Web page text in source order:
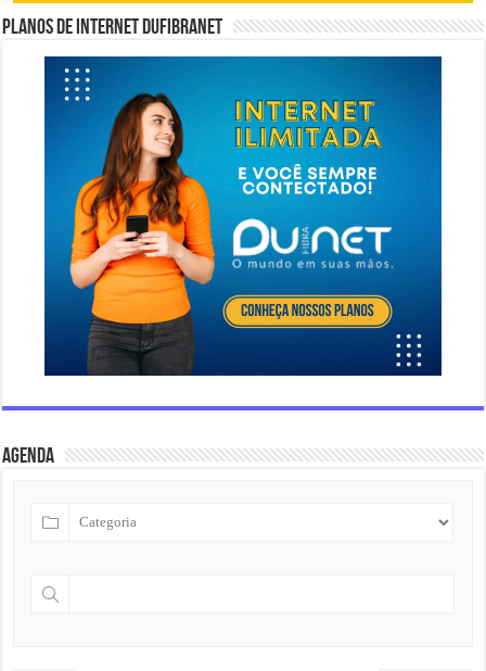
Planos de internet DUFIBRANET
Agenda